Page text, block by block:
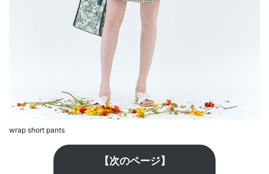
wrap short pants
【次のページ】